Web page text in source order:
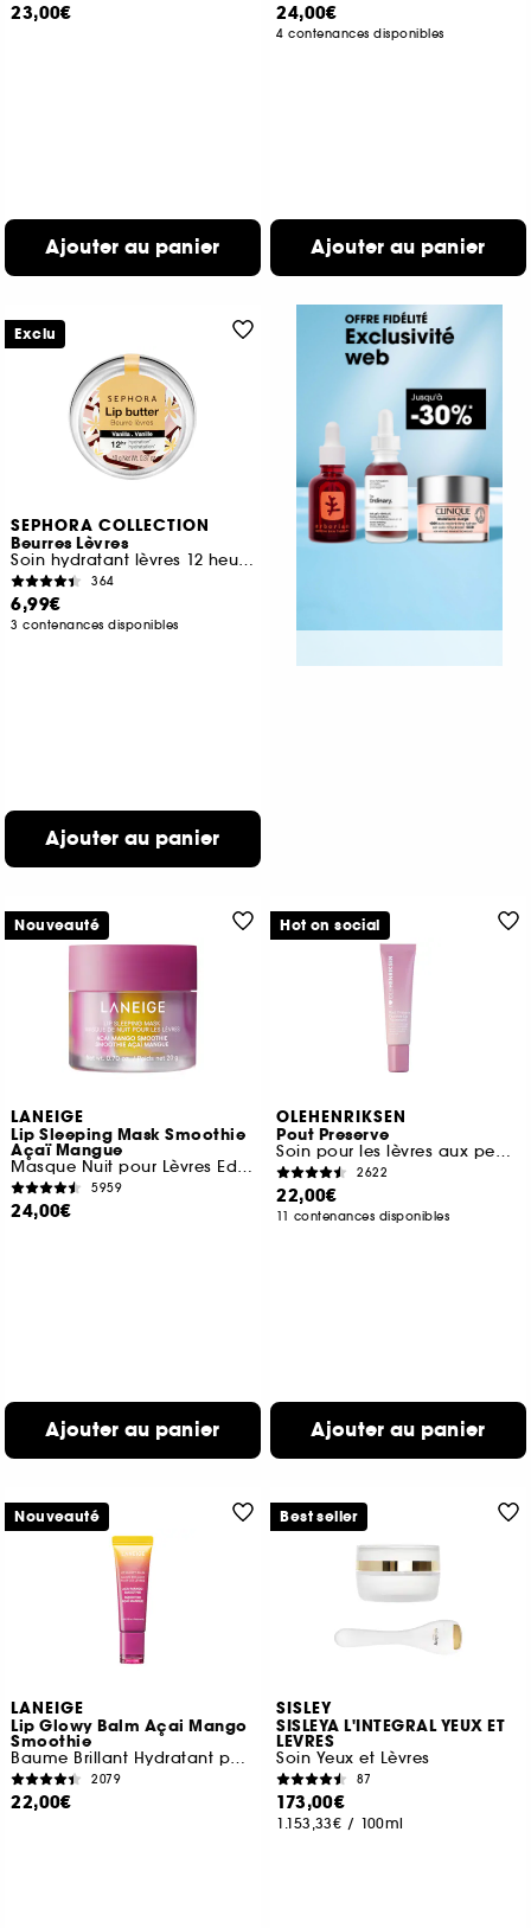
23,00€
Ajouter au panier
24,00€
4 contenances disponibles
Ajouter au panier
SEPHORA COLLECTION
Beurres Lèvres
Soin hydratant lèvres 12 heures
364
6,99€
3 contenances disponibles
Ajouter au panier
Exclu
LANEIGE
Lip Sleeping Mask Smoothie
Açaï Mangue
Masque Nuit pour Lèvres Edition limitée
5959
24,00€
Ajouter au panier
Nouveauté
OLEHENRIKSEN
Pout Preserve
Soin pour les lèvres aux peptides
2622
22,00€
11 contenances disponibles
Ajouter au panier
Hot on social
LANEIGE
Lip Glowy Balm Açai Mango
Smoothie
Baume Brillant Hydratant pour les Lèvres
2079
22,00€
Nouveauté
SISLEY
SISLEYA L'INTEGRAL YEUX ET
LEVRES
Soin Yeux et Lèvres
87
173,00€
1.153,33€ / 100ml
Best seller